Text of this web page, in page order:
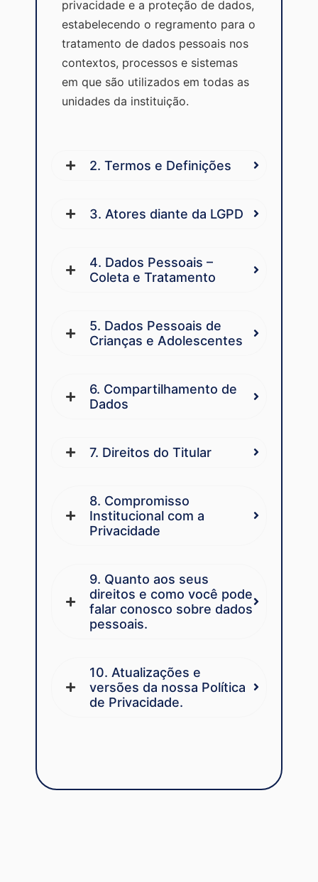
privacidade e a proteção de dados,
estabelecendo o regramento para o
tratamento de dados pessoais nos
contextos, processos e sistemas
em que são utilizados em todas as
unidades da instituição.
2. Termos e Definições
3. Atores diante da LGPD
4. Dados Pessoais –
Coleta e Tratamento
5. Dados Pessoais de
Crianças e Adolescentes
6. Compartilhamento de
Dados
7. Direitos do Titular
8. Compromisso
Institucional com a
Privacidade
9. Quanto aos seus
direitos e como você pode
falar conosco sobre dados
pessoais.
10. Atualizações e
versões da nossa Política
de Privacidade.